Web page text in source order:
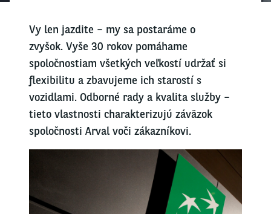
Vy len jazdite – my sa postaráme o
zvyšok. Vyše 30 rokov pomáhame
spoločnostiam všetkých veľkostí udržať si
flexibilitu a zbavujeme ich starostí s
vozidlami. Odborné rady a kvalita služby –
tieto vlastnosti charakterizujú záväzok
spoločnosti Arval voči zákazníkovi.